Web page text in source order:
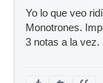
Yo lo que veo
Monotrones.
3 notas a la vez.